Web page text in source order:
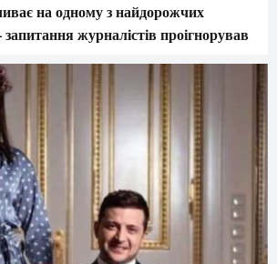
на одному з найдорожчих
запитання журналістів проігнорував